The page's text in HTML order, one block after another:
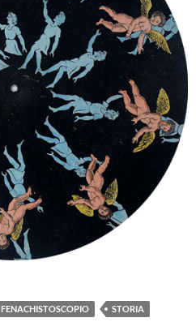
FENACHISTOSCOPIO STORIA